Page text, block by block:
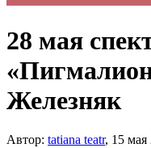
28 мая
Железняк
Автор: tatiana teatr, 15 мая